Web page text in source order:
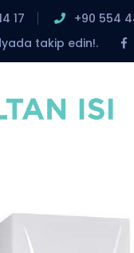
17
‎+90 554
takip edin!.